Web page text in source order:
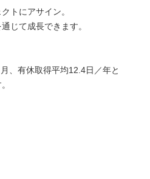
トにアサイン。
じて成長できます。
、有休取得平均12.4日／年と